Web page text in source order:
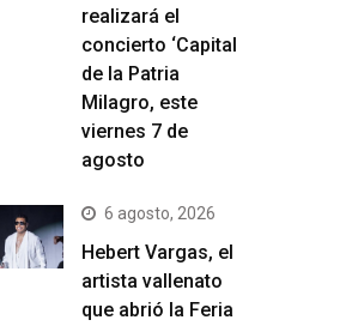
realizará el
concierto ‘Capital
de la Patria
Milagro, este
viernes 7 de
agosto
6 agosto, 2026
Hebert Vargas, el
artista vallenato
que abrió la Feria